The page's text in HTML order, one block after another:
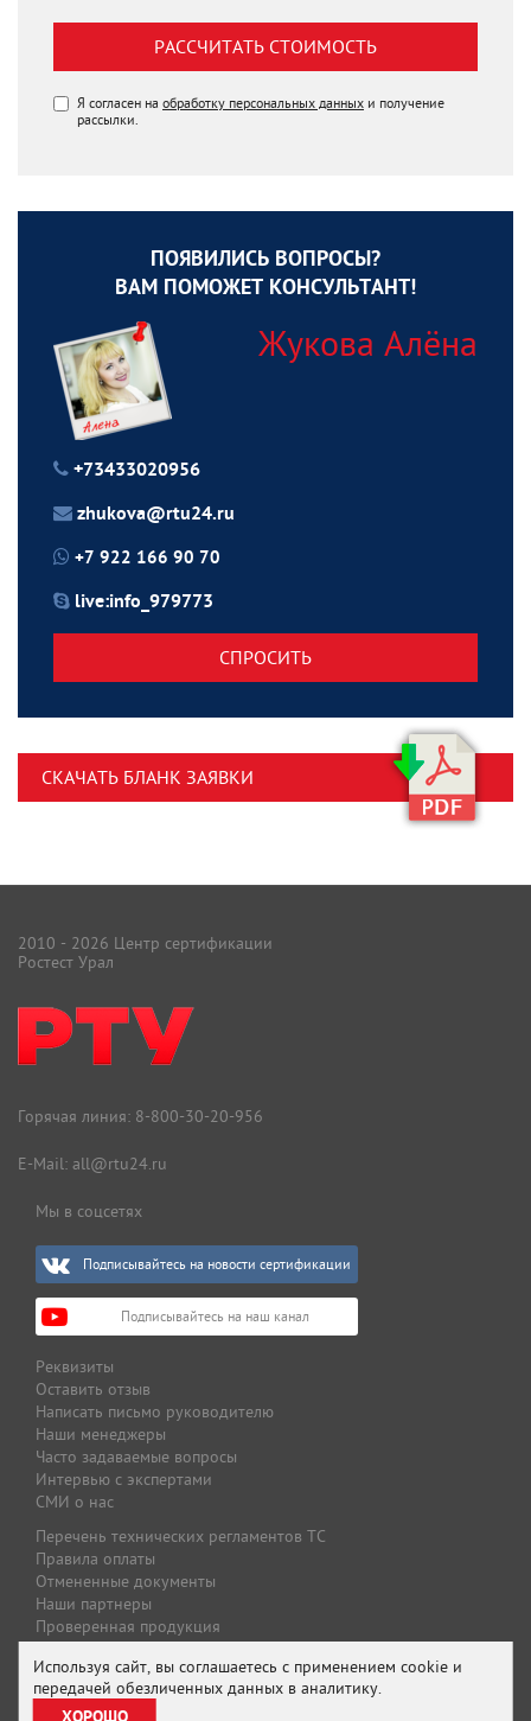
РАССЧИТАТЬ СТОИМОСТЬ
Я согласен на обработку персональных данных и получение
рассылки.
ПОЯВИЛИСЬ ВОПРОСЫ?
ВАМ ПОМОЖЕТ КОНСУЛЬТАНТ!
Жукова Алёна
+73433020956
zhukova@rtu24.ru
+7 922 166 90 70
live:info_979773
СПРОСИТЬ
СКАЧАТЬ БЛАНК ЗАЯВКИ
2010 - 2026 Центр сертификации
Ростест Урал
Горячая линия: 8-800-30-20-956
E-Mail: all@rtu24.ru
Мы в соцсетях
Подписывайтесь на новости сертификации
Подписывайтесь на наш канал
Реквизиты
Оставить отзыв
Написать письмо руководителю
Наши менеджеры
Часто задаваемые вопросы
Интервью с экспертами
СМИ о нас
Перечень технических регламентов ТС
Правила оплаты
Отмененные документы
Наши партнеры
Проверенная продукция
Оплата и доставка
Специальные предложения
Предложение для партнеров
Используя сайт, вы соглашаетесь с применением cookie и
передачей обезличенных данных в аналитику.